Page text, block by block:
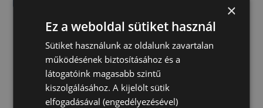
Top
×
Ez a weboldal sütiket használ
Sütiket használunk az oldalunk zavartalan
működésének biztosításához és a
látogatóink magasabb szintű
kiszolgálásához. A kijelölt sütik
elfogadásával (engedélyezésével)